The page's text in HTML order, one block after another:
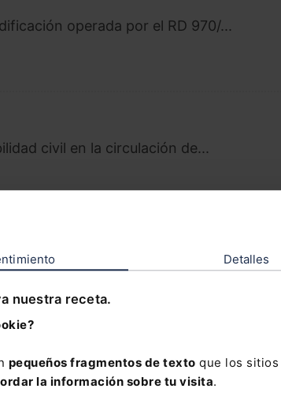
Detalles
nuestra receta.
pequeños fragmentos de texto que los
la información sobre tu visita.
operada por el RD 970/...
civil en la circulación de...
que, si bien no se ha previs...